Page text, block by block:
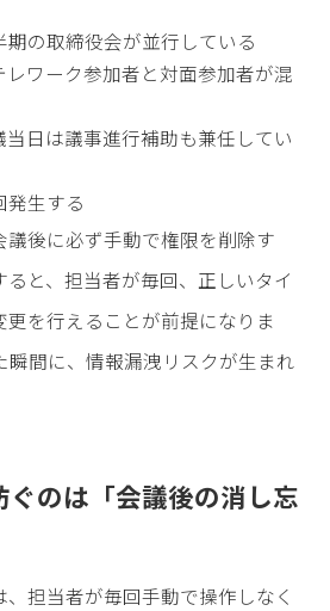
の取締役会が並行している
ワーク参加者と対面参加者が混
日は議事進行補助も兼任してい
発生する
議後に必ず手動で権限を削除す
と、担当者が毎回、正しいタイ
を行えることが前提になりま
瞬間に、情報漏洩リスクが生まれ
ぐのは「会議後の消し忘
担当者が毎回手動で操作しなく